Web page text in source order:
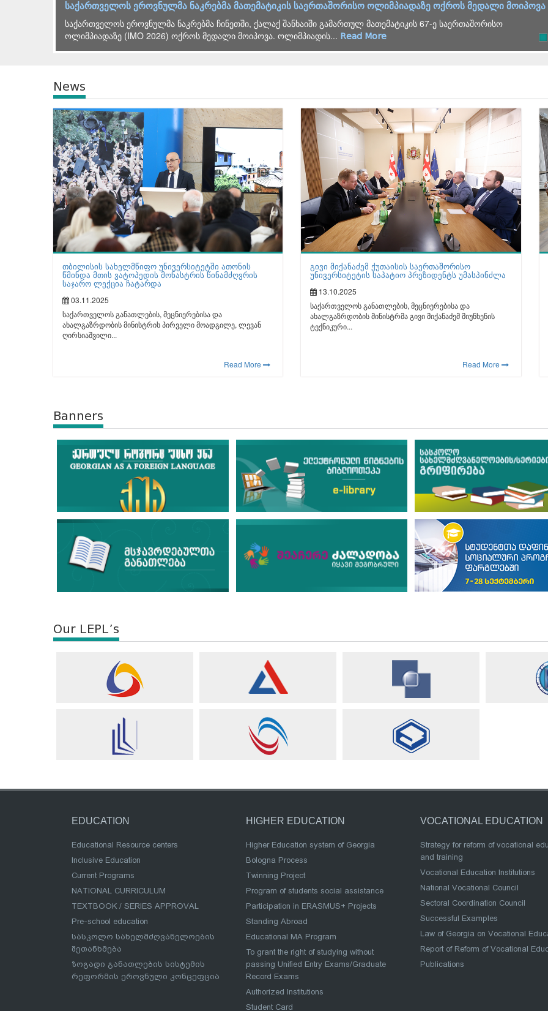
ლევან ღირსიაშვილის ხელმძღვანელობით 2026 წლის გამოცდების საორგანიზაციო ჯგუფის სხდომა
2026 წლის გამოცდების ორგანიზებასთან დაკავშირებული საკითხების განხილვის მიზნით საორგანიზაციო
ჯგუფის სხდომა გაიმართა, რომელსაც საქართველოს...Read More
News
თბილისის სახელმწიფო უნივერსიტეტში ათონის
წმინდა მთის ვატოპედის მონასტრის წინამძღვრის
საჯარო ლექცია ჩატარდა
03.11.2025
საქართველოს განათლების, მეცნიერებისა და
ახალგაზრდობის მინისტრის პირველი მოადგილე, ლევან
ღირსიაშვილი...
Read More
გივი მიქანაძემ ქუთაისის საერთაშორისო
უნივერსიტეტის საპატიო პრეზიდენტს უმასპინძლა
13.10.2025
საქართველოს განათლების, მეცნიერებისა და
ახალგაზრდობის მინისტრმა გივი მიქანაძემ მიუნხენის
ტექნიკური...
Read More
Banners
Our LEPL’s
EDUCATION
Educational Resource centers
Inclusive Education
Current Programs
NATIONAL CURRICULUM
TEXTBOOK / SERIES APPROVAL
Pre-school education
სასკოლო სახელმძღვანელოების
შეთანხმება
ზოგადი განათლების სისტემის
რეფორმის ეროვნული კონცეფცია
HIGHER EDUCATION
Higher Education system of Georgia
Bologna Process
Twinning Project
Program of students social assistance
Participation in ERASMUS+ Projects
Standing Abroad
Educational MA Program
To grant the right of studying without
passing Unified Entry Exams/Graduate
Record Exams
Authorized Institutions
Student Card
VOCATIONAL EDUCATION
Strategy for reform of vocational
and training
Vocational Education Institutions
National Vocational Council
Sectoral Coordination Council
Successful Examples
Law of Georgia on Vocational
Report of Reform of Vocational
Publications